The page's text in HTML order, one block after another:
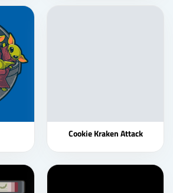
Cookie Kraken Attack